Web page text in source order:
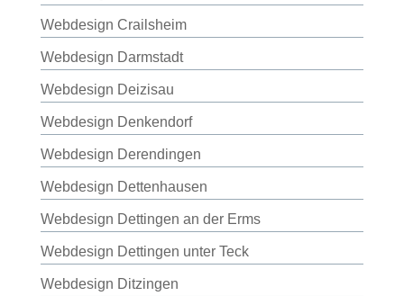
Webdesign Crailsheim
Webdesign Darmstadt
Webdesign Deizisau
Webdesign Denkendorf
Webdesign Derendingen
Webdesign Dettenhausen
Webdesign Dettingen an der Erms
Webdesign Dettingen unter Teck
Webdesign Ditzingen